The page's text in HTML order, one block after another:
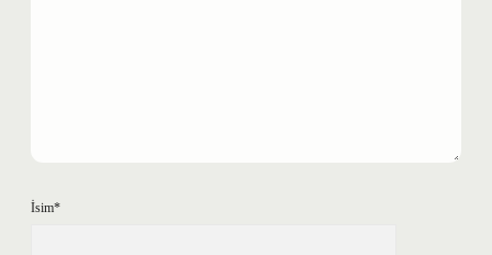
İsim*